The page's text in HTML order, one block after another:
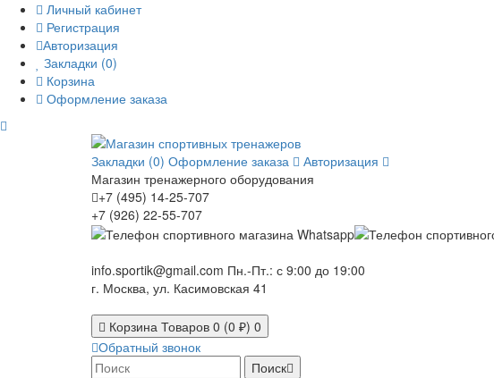
Личный кабинет
Регистрация
Авторизация
Закладки (0)
Корзина
Оформление заказа
Закладки (0) Оформление заказа
Авторизация
Магазин тренажерного оборудования
+7 (495) 14-25-707
+7 (926) 22-55-707
info.sportik@gmail.com Пн.-Пт.: с 9:00 до 19:00
г. Москва, ул. Касимовская 41
Корзина Товаров 0 (0 ₽) 0
Обратный звонок
Поиск